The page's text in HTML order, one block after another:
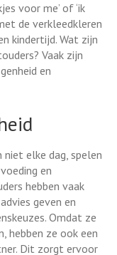
voor me’ of ‘ik
de verkleedkleren
kindertijd. Wat zijn
Vaak zijn
en
niet elke dag, spelen
en
hebben vaak
geven en
Omdat ze
hebben ze ook een
Dit zorgt ervoor